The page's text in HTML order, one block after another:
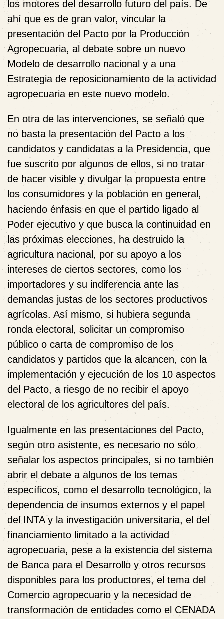
los motores del desarrollo futuro del país. De
ahí que es de gran valor, vincular la
presentación del Pacto por la Producción
Agropecuaria, al debate sobre un nuevo
Modelo de desarrollo nacional y a una
Estrategia de reposicionamiento de la actividad
agropecuaria en este nuevo modelo.
En otra de las intervenciones, se señaló que
no basta la presentación del Pacto a los
candidatos y candidatas a la Presidencia, que
fue suscrito por algunos de ellos, si no tratar
de hacer visible y divulgar la propuesta entre
los consumidores y la población en general,
haciendo énfasis en que el partido ligado al
Poder ejecutivo y que busca la continuidad en
las próximas elecciones, ha destruido la
agricultura nacional, por su apoyo a los
intereses de ciertos sectores, como los
importadores y su indiferencia ante las
demandas justas de los sectores productivos
agrícolas. Así mismo, si hubiera segunda
ronda electoral, solicitar un compromiso
público o carta de compromiso de los
candidatos y partidos que la alcancen, con la
implementación y ejecución de los 10 aspectos
del Pacto, a riesgo de no recibir el apoyo
electoral de los agricultores del país.
Igualmente en las presentaciones del Pacto,
según otro asistente, es necesario no sólo
señalar los aspectos principales, si no también
abrir el debate a algunos de los temas
específicos, como el desarrollo tecnológico, la
dependencia de insumos externos y el papel
del INTA y la investigación universitaria, el del
financiamiento limitado a la actividad
agropecuaria, pese a la existencia del sistema
de Banca para el Desarrollo y otros recursos
disponibles para los productores, el tema del
Comercio agropecuario y la necesidad de
transformación de entidades como el CENADA